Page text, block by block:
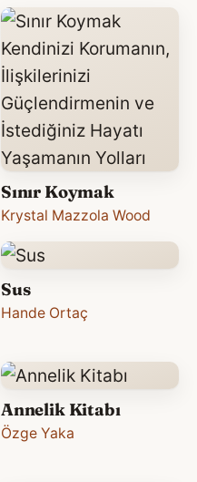
Sınır Koymak
Krystal Mazzola Wood
Sus
Hande Ortaç
Annelik Kitabı
Özge Yaka